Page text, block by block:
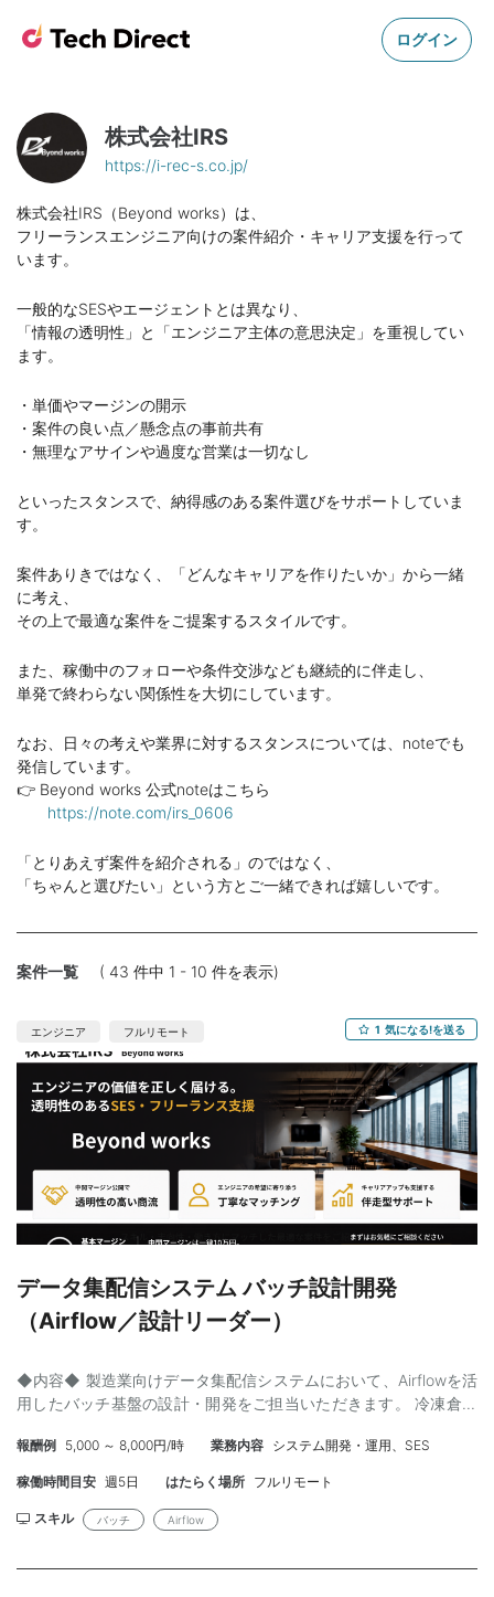
ログイン
株式会社IRS
https://i-rec-s.co.jp/
株式会社IRS（Beyond works）は、
フリーランスエンジニア向けの案件紹介・キャリア支援を行って
います。
一般的なSESやエージェントとは異なり、
「情報の透明性」と「エンジニア主体の意思決定」を重視してい
ます。
・単価やマージンの開示
・案件の良い点／懸念点の事前共有
・無理なアサインや過度な営業は一切なし
といったスタンスで、納得感のある案件選びをサポートしていま
す。
案件ありきではなく、「どんなキャリアを作りたいか」から一緒
に考え、
その上で最適な案件をご提案するスタイルです。
また、稼働中のフォローや条件交渉なども継続的に伴走し、
単発で終わらない関係性を大切にしています。
なお、日々の考えや業界に対するスタンスについては、noteでも
発信しています。
👉 Beyond works 公式noteはこちら
https://note.com/irs_0606
「とりあえず案件を紹介される」のではなく、
「ちゃんと選びたい」という方とご一緒できれば嬉しいです。
案件一覧 ( 43 件中 1 - 10 件を表示)
エンジニア フルリモート 1 気になる!を送る
データ集配信システム バッチ設計開発
（Airflow／設計リーダー）
◆内容◆ 製造業向けデータ集配信システムにおいて、Airflowを活
用したバッチ基盤の設計・開発をご担当いただきます。 冷凍倉庫
品・2級品等）を行い、工場向けの利用判定データを生成するデー
タ処理基盤の開発です。 主な業務は以下の3領域となります。 ・
荷判定を行うデータ処理ロジックの設計・実装 ・API連携およびデ
GitLab・Cursor等のAIエディタを活用し、設計書・コード・テス
報酬例 5,000 ～ 8,000円/時 業務内容 システム開発・運用、SES
稼働時間目安 週5日 はたらく場所 フルリモート
スキル バッチ Airflow